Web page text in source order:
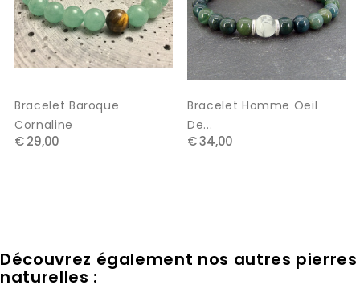
Bracelet Baroque
Cornaline
€ 29,00
Bracelet Homme Oeil
De...
€ 34,00
Découvrez également nos autres pierres
naturelles :